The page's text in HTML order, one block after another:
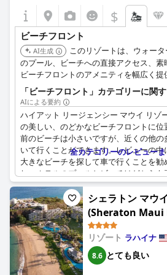
$
ビーチフロント
AI生成
このリゾートは、ウォー
のプール、ビーチへの直接アクセス、素
ビーチフロントのアメニティを幅広く
の景色を望む敷地内ダイニングや屋上
ており、思い出に残るビーチフロント
「ビーチフロント」カテゴリーに関
AIによる要約
ハイアット リージェンシー マウイ リゾ
の美しい、のどかなビーチフロントに
前のビーチは小さいですが、近くの他の
いて行くことができます。レビューの中
大きなビーチを探して車で行くことを
し、ホテルのプールとビーチはどちらも
トが夕日の素晴らしい写真を撮ってい
ケーションは美しく、ホテルは壮大で、
占めています。ホテルからのビーチへの
が、ビーチに面していることでそれを補
ら、ビーチには椅子はありませんが、プ
晴らしい代替となります。ブレスレット
夫で、ビーチフロントのロケーションの
ています。海岸沿いの他のホテルと比較
全カテゴリーのレビュー
シェラトン マウ
(Sheraton Maui
リゾート ラハイナ
8.6 とても良い